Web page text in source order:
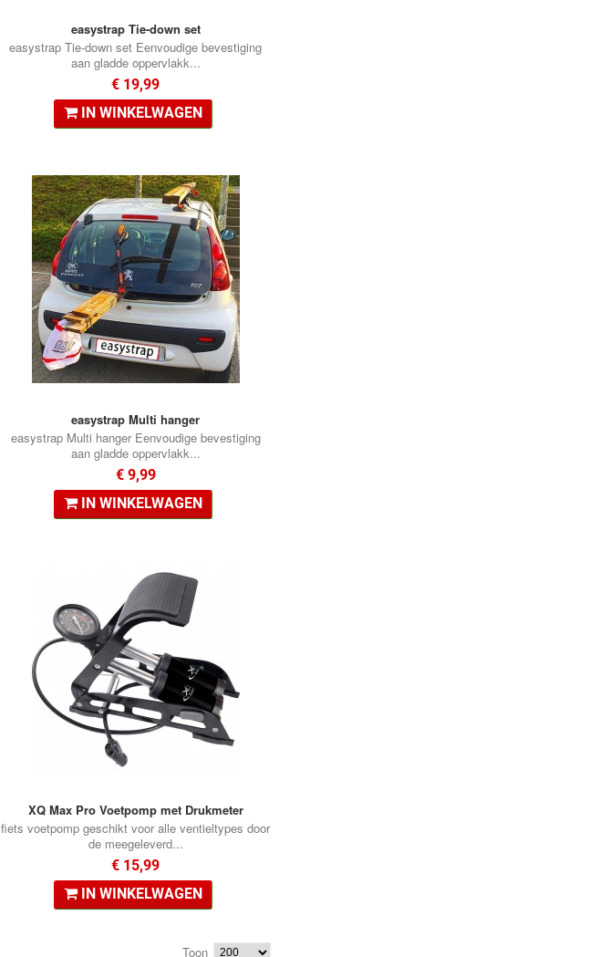
easystrap Tie-down set
easystrap Tie-down set Eenvoudige bevestiging
aan gladde oppervlakk...
€ 19,99
IN WINKELWAGEN
easystrap Multi hanger
easystrap Multi hanger Eenvoudige bevestiging
aan gladde oppervlakk...
€ 9,99
IN WINKELWAGEN
XQ Max Pro Voetpomp met Drukmeter
fiets voetpomp geschikt voor alle ventieltypes door
de meegeleverd...
€ 15,99
IN WINKELWAGEN
Toon